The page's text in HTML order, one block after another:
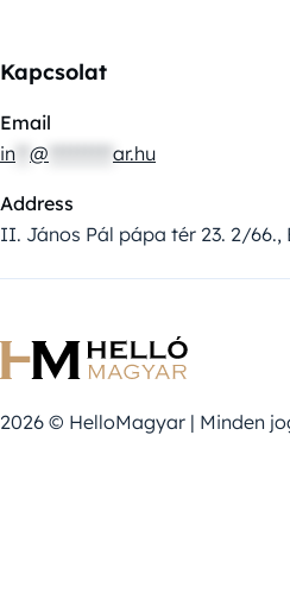
Kapcsolat
Email
in @ ar.hu
Address
II. János Pál pápa tér 23. 2/66.,
2026 © HelloMagyar | Minden